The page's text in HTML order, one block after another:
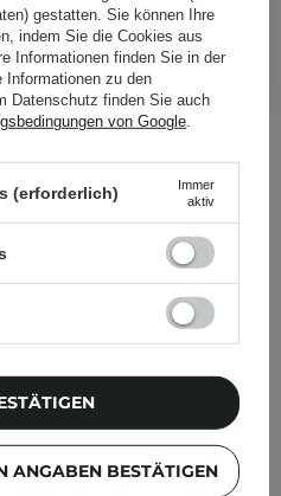
IN DEN WARENKORB
wurden von
gestatten. Sie können Ihre
indem Sie die Cookies aus
Informationen finden Sie in der
Informationen zu den
Datenschutz finden Sie auch
von Google
(erforderlich)
Immer
aktiv
ANGABEN BESTÄTIGEN